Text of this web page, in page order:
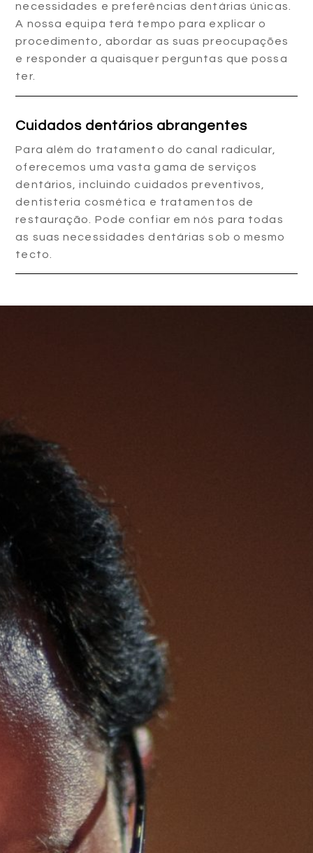
necessidades e preferências dentárias únicas.
A nossa equipa terá tempo para explicar o
procedimento, abordar as suas preocupações
e responder a quaisquer perguntas que possa
ter.
Cuidados dentários abrangentes
Para além do tratamento do canal radicular,
oferecemos uma vasta gama de serviços
dentários, incluindo cuidados preventivos,
dentisteria cosmética e tratamentos de
restauração. Pode confiar em nós para todas
as suas necessidades dentárias sob o mesmo
tecto.